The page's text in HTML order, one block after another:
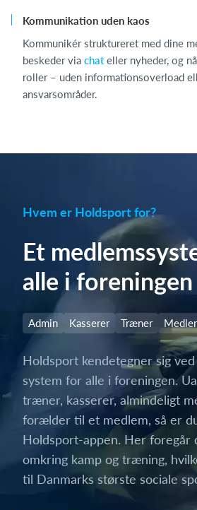
Kommunikation uden kaos
Kommunikér struktureret med dine
beskeder via chateller nyheder, og
roller – uden informationsoverload
ansvarsområder.
Hvem er Holdsport for?
Et
alle i foreningen
Admin Kasserer Træner
Holdsport kendetegner sig
system for alle i foreningen.
træner, kasserer, almindeligt
forælder til et medlem, så er
Holdsport-appen. Her foregår
omkring kamp og træning,
til Danmarks største sociale